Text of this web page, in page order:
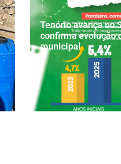
Tenório avança no
confirma evolução
municipal